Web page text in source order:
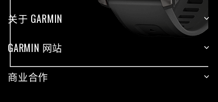
关于 GARMIN
GARMIN 网站
商业合作